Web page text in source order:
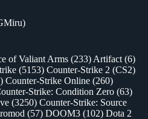
of Valiant Arms (233) Artifact (6)
(5153) Counter-Strike 2 (CS2)
Counter-Strike Online (260)
Strike: Condition Zero (63)
(3250) Counter-Strike: Source
(57) DOOM3 (102) Dota 2